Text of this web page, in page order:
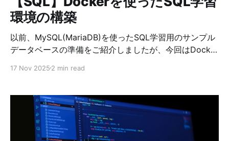
環境の構築
以前、MySQL(MariaDB)を使ったSQL学習用のサンプル
データベースの準備をご紹介しましたが、今回はDocker
いと思います。 また、HeidiSQLのUbuntu版は日本語対
はphpMyAdminを導入してWebブラウザ上でSQLの学習
ができるようにもしてみました。 1. 手順 大まかな手順
は下記の通りです。 (1) mariadb-employees というカ
スタムイメージを作る (2) build 時に GitHub から
17 Nov 2025 2 min read